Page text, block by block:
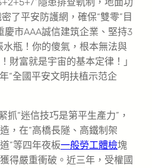
了平安防護網，確保“雙零”目
慶市AAA誠信建筑企業、堅持3
水瓶！你的傻氣，根本無法與
財富就是宇宙的基本定律！」
“全國平安文明扶植示范企
抓“迷信技巧是第平生產力”，
，在“高橋長隧、高鐵制架
”等四年夜板一般勞工體檢塊
得嚴重衝破。近三年，受權國